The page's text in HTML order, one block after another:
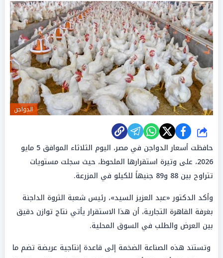
الدواجن
شارك
حافظت أسعار الدواجن في مصر، اليوم الثلاثاء الموافق 5 مايو
2026، على وتيرة استقرارها الملحوظ، حيث سجلت مستويات
تتراوح بين 88 و89 جنيهاً للكيلو في المزرعة.
وأكد الدكتور «عبد العزيز السيد»، رئيس شعبة الثروة الداجنة
بغرفة القاهرة التجارية، أن هذا الاستقرار يأتي نتاج توازن دقيق
بين العرض والطلب في السوق المحلية.
وتستند هذه الصناعة الضخمة إلى قاعدة إنتاجية عريضة تضم ما